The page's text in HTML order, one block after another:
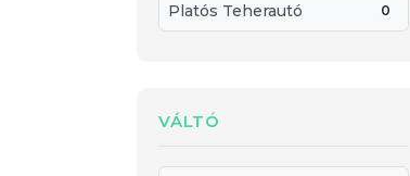
Platós Teherautó 0
VÁLTÓ